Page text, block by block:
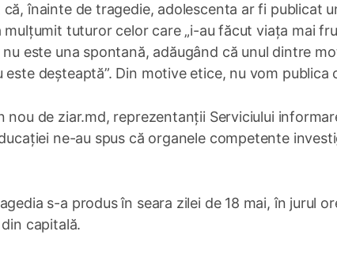
înainte de tragedie, adolescenta ar fi publicat
mulțumit tuturor celor care „i-au făcut viața mai
nu este una spontană, adăugând că unul dintre
este deșteaptă”. Din motive etice, nu vom publica
nou de ziar.md, reprezentanții Serviciului
ne-au spus că organele competente
s-a produs în seara zilei de 18 mai, în jurul
capitală.